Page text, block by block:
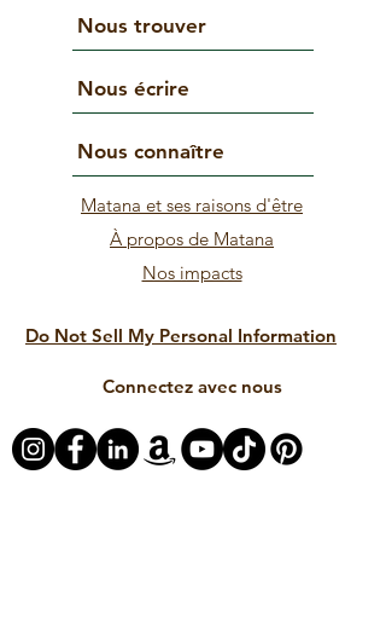
Nous trouver
Nous écrire
Nous connaître
Matana et ses raisons d'être
À propos de Matana
Nos impacts
Do Not Sell My Personal Information
Connectez avec nous